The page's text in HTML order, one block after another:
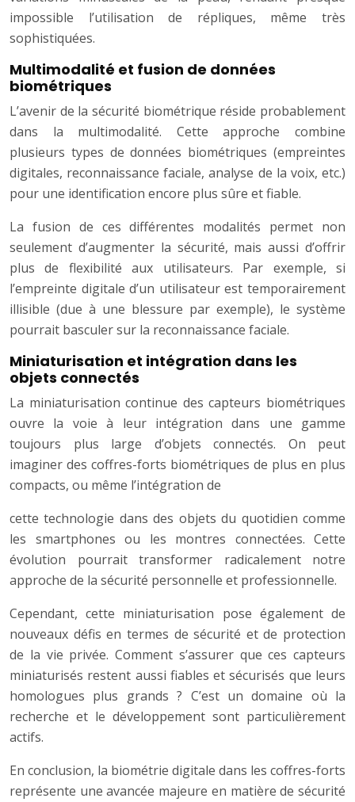
impossible l’utilisation de répliques, même très
sophistiquées.
Multimodalité et fusion de données
biométriques
L’avenir de la sécurité biométrique réside probablement
dans la multimodalité. Cette approche combine
plusieurs types de données biométriques (empreintes
digitales, reconnaissance faciale, analyse de la voix, etc.)
pour une identification encore plus sûre et fiable.
La fusion de ces différentes modalités permet non
seulement d’augmenter la sécurité, mais aussi d’offrir
plus de flexibilité aux utilisateurs. Par exemple, si
l’empreinte digitale d’un utilisateur est temporairement
illisible (due à une blessure par exemple), le système
pourrait basculer sur la reconnaissance faciale.
Miniaturisation et intégration dans les
objets connectés
La miniaturisation continue des capteurs biométriques
ouvre la voie à leur intégration dans une gamme
toujours plus large d’objets connectés. On peut
imaginer des coffres-forts biométriques de plus en plus
compacts, ou même l’intégration de
cette technologie dans des objets du quotidien comme
les smartphones ou les montres connectées. Cette
évolution pourrait transformer radicalement notre
approche de la sécurité personnelle et professionnelle.
Cependant, cette miniaturisation pose également de
nouveaux défis en termes de sécurité et de protection
de la vie privée. Comment s’assurer que ces capteurs
miniaturisés restent aussi fiables et sécurisés que leurs
homologues plus grands ? C’est un domaine où la
recherche et le développement sont particulièrement
actifs.
En conclusion, la biométrie digitale dans les coffres-forts
représente une avancée majeure en matière de sécurité